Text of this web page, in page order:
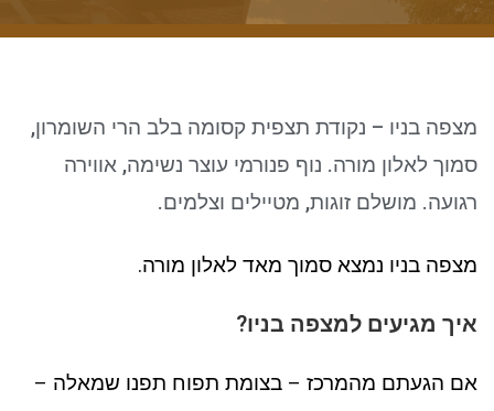
brightness_low ניגודיות כהה
סמן קישורים
מצפה בניו – נקודת תצפית קסומה בלב הרי השומרון,
סמוך לאלון מורה. נוף פנורמי עוצר נשימה, אווירה
רגועה. מושלם זוגות, מטיילים וצלמים.
מצפה בניו נמצא סמוך מאד לאלון מורה.
איך מגיעים למצפה בניו?
אם הגעתם מהמרכז – בצומת תפוח תפנו שמאלה –